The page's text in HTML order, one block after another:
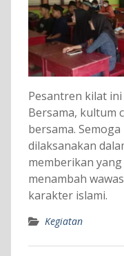
Pesantren kilat
Bersama, kultum
bersama.
dilaksanakan
memberikan
menambah
karakter islami.
Kegiatan